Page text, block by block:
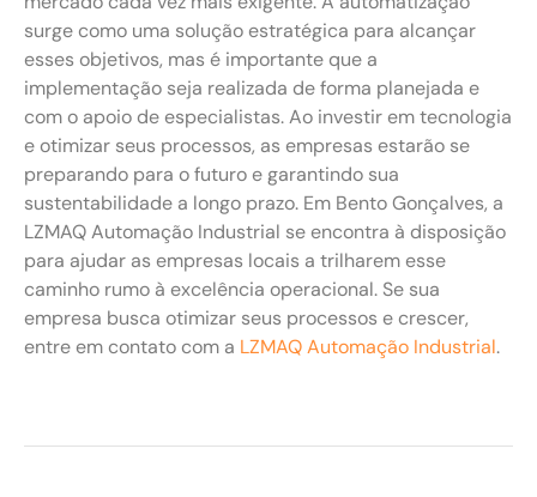
surge como uma solução estratégica para alcançar
esses objetivos, mas é importante que a
implementação seja realizada de forma planejada e
com o apoio de especialistas. Ao investir em tecnologia
e otimizar seus processos, as empresas estarão se
preparando para o futuro e garantindo sua
sustentabilidade a longo prazo. Em Bento Gonçalves, a
LZMAQ Automação Industrial se encontra à disposição
para ajudar as empresas locais a trilharem esse
caminho rumo à excelência operacional. Se sua
empresa busca otimizar seus processos e crescer,
entre em contato com a LZMAQ Automação Industrial.